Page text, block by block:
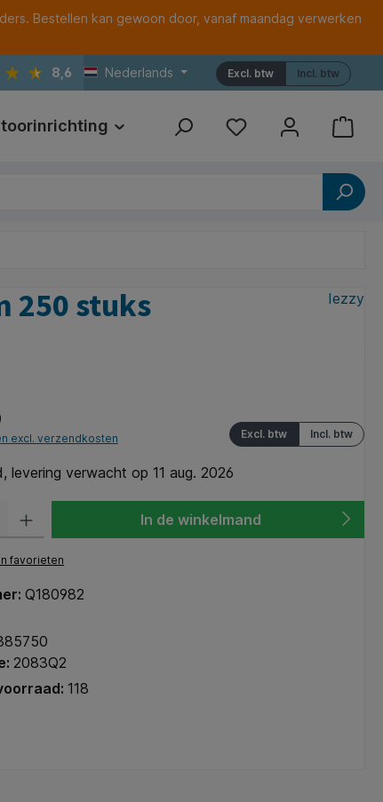
Bestellen kan gewoon door, vanaf maandag verwerken
8,6 Nederlands Incl. btw
Excl. btw
Print Referenties
250 stuks Iezzy
Incl. btw
Excl. btw
excl. verzendkosten
levering verwacht op 11 aug. 2026
In de winkelmand
favorieten
Q180982
2083Q2
118